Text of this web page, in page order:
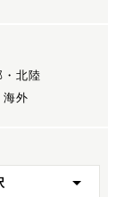
・北陸
海外